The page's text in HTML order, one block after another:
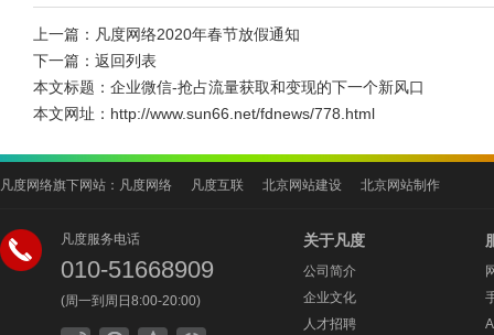
上一篇： 凡度网络2020年春节放假通知
下一篇： 返回列表
本文标题： 企业微信-抢占流量获取和变现的下一个新风口
本文网址： http://www.sun66.net/fdnews/778.html
凡度网络旗下网站： 凡度网络 凡度互联 北京网站建设 北京网站制作
凡度服务电话
010-51668909
(周一到周日8:00-20:00)
关于凡度
公司简介
企业文化
人才招聘